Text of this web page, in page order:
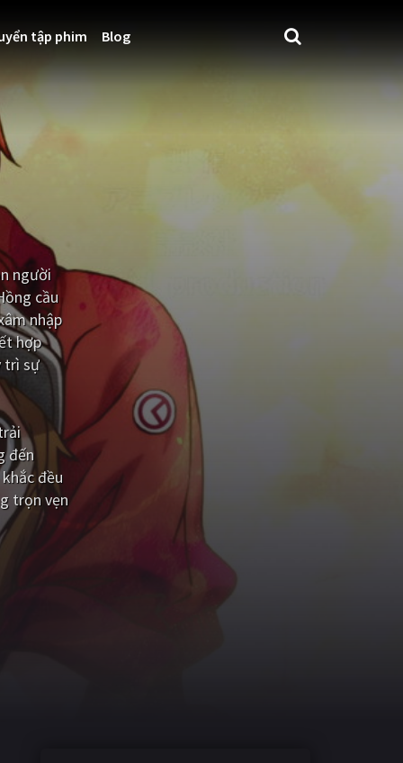
tập phim Blog
người
cầu
nhập
hợp
trì sự
đến
đều
trọn vẹn